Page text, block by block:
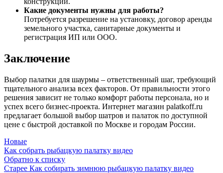
Какие документы нужны для работы?
Потребуется разрешение на установку, договор аренды
земельного участка, санитарные документы и
регистрация ИП или ООО.
Заключение
Выбор палатки для шаурмы – ответственный шаг, требующий
тщательного анализа всех факторов. От правильности этого
решения зависит не только комфорт работы персонала, но и
успех всего бизнес-проекта. Интернет магазин palatkoff.ru
предлагает большой выбор шатров и палаток по доступной
цене с быстрой доставкой по Москве и городам России.
Новые
Как собрать рыбацкую палатку видео
Обратно к списку
Старее Как собирать зимнюю рыбацкую палатку видео